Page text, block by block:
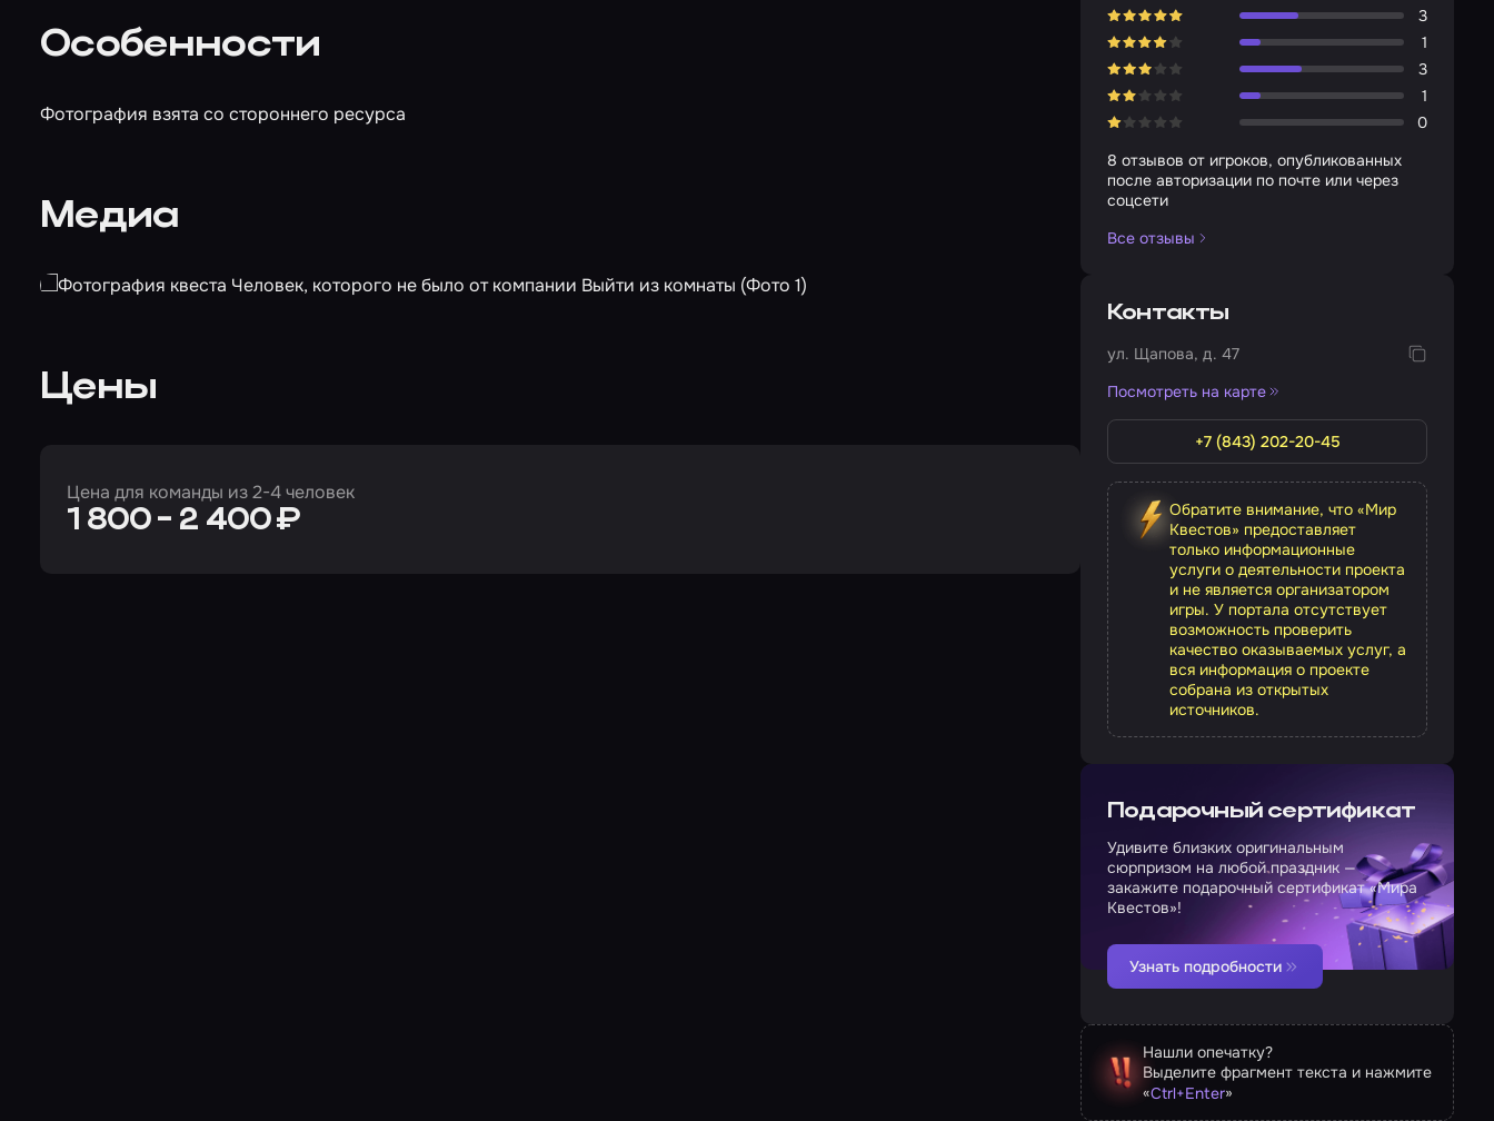
Особенности
Фотография взята со стороннего ресурса
Медиа
Цены
Цена для команды из 2-4 человек
1 800 - 2 400 ₽
3
1
3
1
0
8 отзывов от игроков, опубликованных
после авторизации по почте или через
соцсети
Все отзывы
Контакты
ул. Щапова, д. 47
Посмотреть на карте
+7 (843) 202-20-45
Обратите внимание, что «Мир
Квестов» предоставляет
только информационные
услуги о деятельности проекта
и не является организатором
игры. У портала отсутствует
возможность проверить
качество оказываемых услуг, а
вся информация о проекте
собрана из открытых
источников.
Подарочный сертификат
Удивите близких оригинальным
сюрпризом на любой праздник —
закажите подарочный сертификат «Мира
Квестов»!
Узнать подробности
Нашли опечатку?
Выделите фрагмент текста и нажмите
«Ctrl+Enter»